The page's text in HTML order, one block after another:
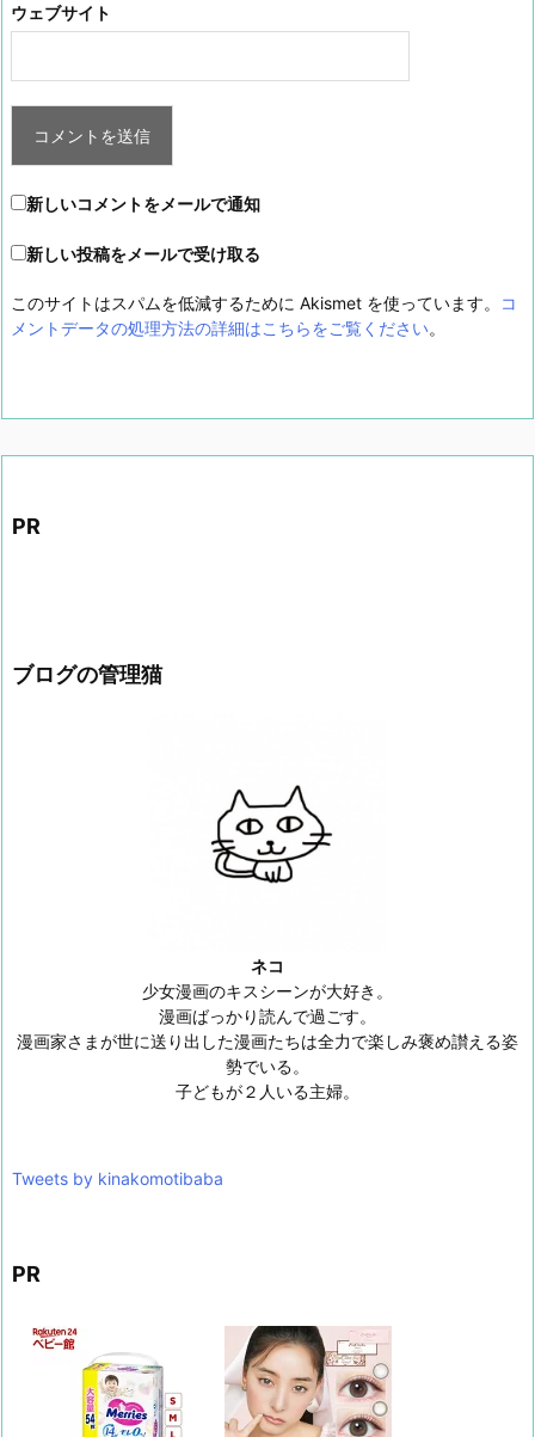
ウェブサイト
新しいコメントをメールで通知
新しい投稿をメールで受け取る
このサイトはスパムを低減するために Akismet を使っています。
コ
メントデータの処理方法の詳細はこちらをご覧ください。
PR
ブログの管理猫
ネコ
少女漫画のキスシーンが大好き。
漫画ばっかり読んで過ごす。
漫画家さまが世に送り出した漫画たちは全力で楽しみ褒め讃える姿
勢でいる。
子どもが２人いる主婦。
Tweets by kinakomotibaba
PR